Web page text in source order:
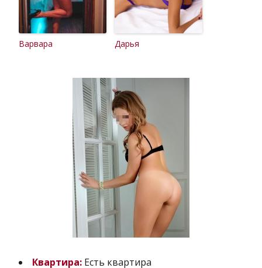
Варвара Дарья
Квартира: Есть квартира